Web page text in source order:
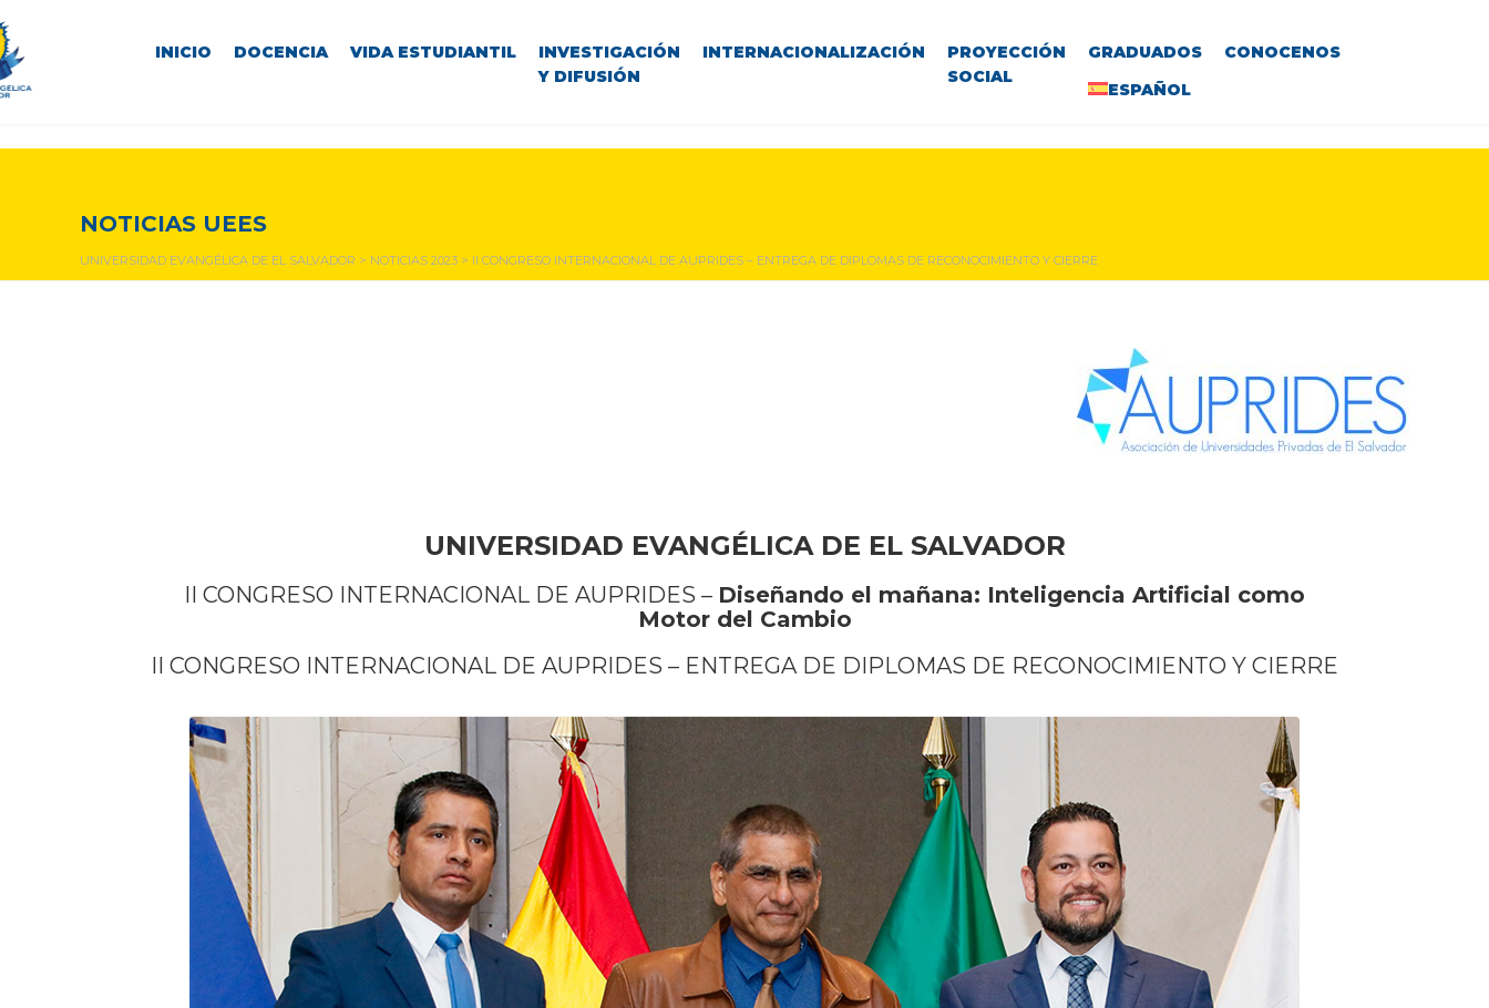
INICIO DOCENCIA VIDA ESTUDIANTIL
INVESTIGACIÓN
Y DIFUSIÓN
INTERNACIONALIZACIÓN
PROYECCIÓN
SOCIAL
GRADUADOS
CONOCENOS
ESPAÑOL
NOTICIAS UEES
UNIVERSIDAD EVANGÉLICA DE EL SALVADOR > NOTICIAS 2023 > II CONGRESO INTERNACIONAL DE AUPRIDES – ENTREGA DE DIPLOMAS DE RECONOCIMIENTO Y CIERRE
UNIVERSIDAD EVANGÉLICA DE EL SALVADOR
II CONGRESO INTERNACIONAL DE AUPRIDES – Diseñando el mañana: Inteligencia Artificial como
Motor del Cambio
II CONGRESO INTERNACIONAL DE AUPRIDES – ENTREGA DE DIPLOMAS DE RECONOCIMIENTO Y CIERRE